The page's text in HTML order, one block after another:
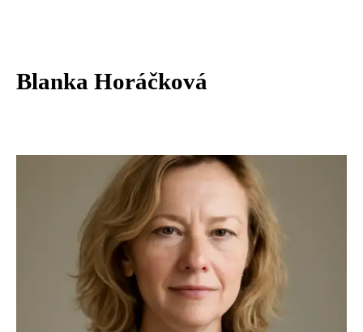
Blanka Horáčková